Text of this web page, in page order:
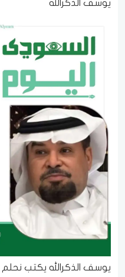
يوسف الذكرالله
يوسف الذكرالله يكتب